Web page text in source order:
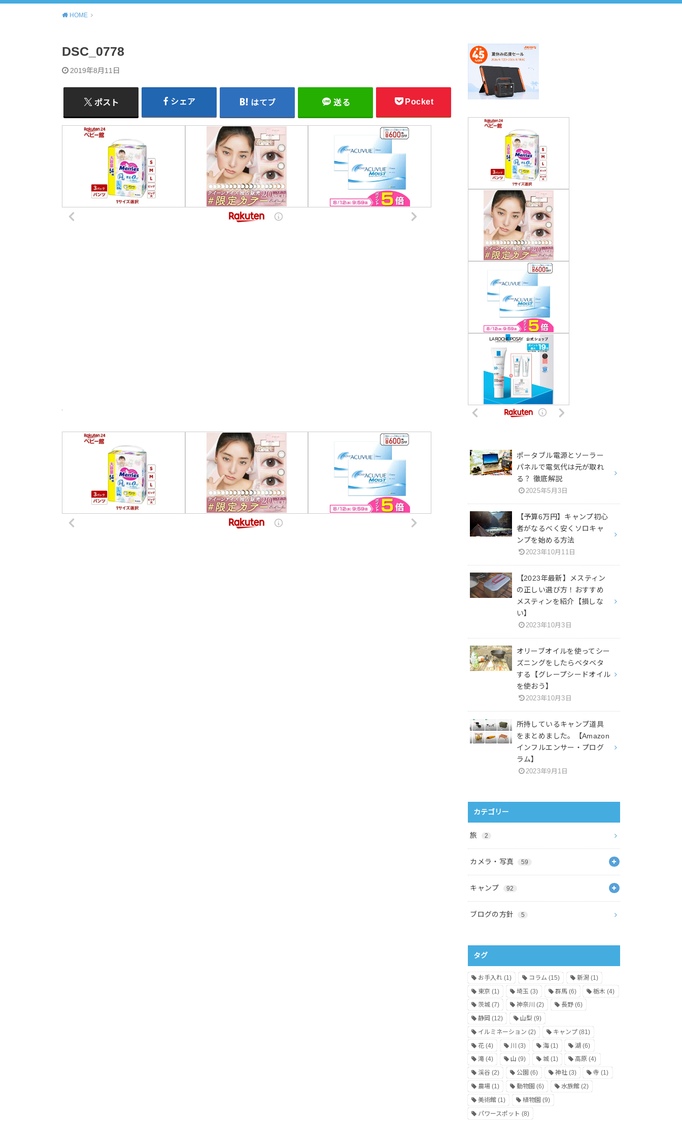
HOME
DSC_0778
2019年8月11日
ポスト シェア はてブ 送る Pocket
ポータブル電源とソーラー
パネルで電気代は元が取れ
る？ 徹底解説
2025年5月3日
【予算6万円】キャンプ初心
者がなるべく安くソロキャ
ンプを始める方法
2023年10月11日
【2023年最新】メスティン
の正しい選び方！おすすめ
メスティンを紹介【損しな
い】
2023年10月3日
オリーブオイルを使ってシー
ズニングをしたらベタベタ
する【グレープシードオイル
を使おう】
2023年10月3日
所持しているキャンプ道具
をまとめました。【Amazon
インフルエンサー・プログ
ラム】
2023年9月1日
カテゴリー
旅 2
カメラ・写真 59
キャンプ 92
ブログの方針 5
タグ
お手入れ (1) コラム (15) 新潟(1)
東京 (1) 埼玉 (3) 群馬(6) 栃木 (4)
茨城 (7) 神奈川 (2) 長野(6)
静岡 (12) 山梨 (9)
イルミネーション (2) キャンプ(81)
花 (4) 川 (3) 海(1) 湖 (6)
滝 (4) 山 (9) 城(1) 高原 (4)
渓谷 (2) 公園 (6) 神社(3) 寺 (1)
農場 (1) 動物園 (6) 水族館(2)
美術館 (1) 植物園 (9)
パワースポット (8)